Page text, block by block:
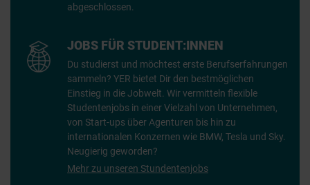
abgeschlossen.
JOBS FÜR STUDENT:INNEN
Du studierst und möchtest erste Berufserfahrungen
sammeln? YER bietet Dir den bestmöglichen
Einstieg in die Jobwelt. Wir vermitteln flexible
Studentenjobs in einer Vielzahl von Unternehmen,
von Start-ups über Agenturen bis hin zu
internationalen Konzernen wie BMW, Tesla und Sky.
Neugierig geworden?
Mehr zu unseren Stundentenjobs